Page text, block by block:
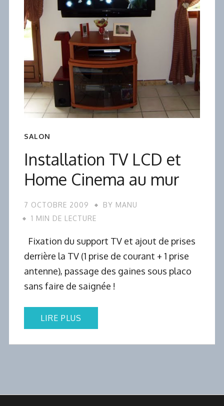
SALON
Installation TV LCD et
Home Cinema au mur
7 OCTOBRE 2009 BY MANU
1 MIN DE LECTURE
Fixation du support TV et ajout de prises
derrière la TV (1 prise de courant + 1 prise
antenne), passage des gaines sous placo
sans faire de saignée !
LIRE PLUS